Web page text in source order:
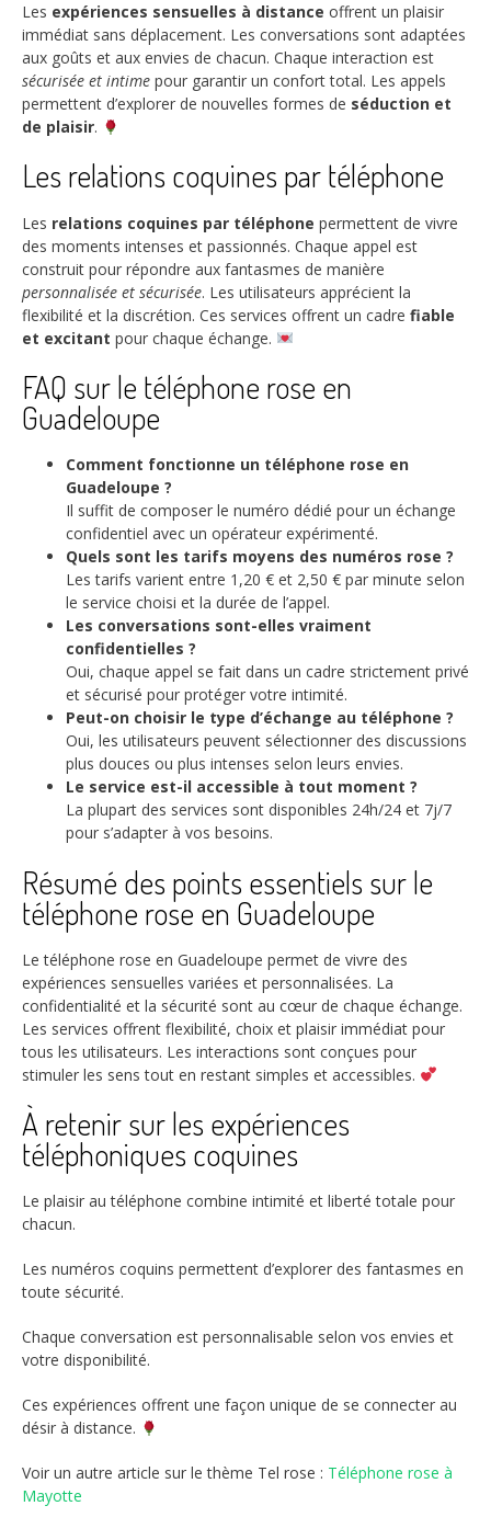
Les expériences sensuelles à distance offrent un plaisir
immédiat sans déplacement. Les conversations sont adaptées
aux goûts et aux envies de chacun. Chaque interaction est
sécurisée et intime pour garantir un confort total. Les appels
permettent d’explorer de nouvelles formes de séduction et
de plaisir.
Les relations coquines par téléphone
Les relations coquines par téléphone permettent de vivre
des moments intenses et passionnés. Chaque appel est
construit pour répondre aux fantasmes de manière
personnalisée et sécurisée. Les utilisateurs apprécient la
flexibilité et la discrétion. Ces services offrent un cadre fiable
et excitant pour chaque échange.
FAQ sur le téléphone rose en
Guadeloupe
Comment fonctionne un téléphone rose en
Guadeloupe ?
Il suffit de composer le numéro dédié pour un échange
confidentiel avec un opérateur expérimenté.
Quels sont les tarifs moyens des numéros rose ?
Les tarifs varient entre 1,20 € et 2,50 € par minute selon
le service choisi et la durée de l’appel.
Les conversations sont-elles vraiment
confidentielles ?
Oui, chaque appel se fait dans un cadre strictement privé
et sécurisé pour protéger votre intimité.
Peut-on choisir le type d’échange au téléphone ?
Oui, les utilisateurs peuvent sélectionner des discussions
plus douces ou plus intenses selon leurs envies.
Le service est-il accessible à tout moment ?
La plupart des services sont disponibles 24h/24 et 7j/7
pour s’adapter à vos besoins.
Résumé des points essentiels sur le
téléphone rose en Guadeloupe
Le téléphone rose en Guadeloupe permet de vivre des
expériences sensuelles variées et personnalisées. La
confidentialité et la sécurité sont au cœur de chaque échange.
Les services offrent flexibilité, choix et plaisir immédiat pour
tous les utilisateurs. Les interactions sont conçues pour
stimuler les sens tout en restant simples et accessibles.
À retenir sur les expériences
téléphoniques coquines
Le plaisir au téléphone combine intimité et liberté totale pour
chacun.
Les numéros coquins permettent d’explorer des fantasmes en
toute sécurité.
Chaque conversation est personnalisable selon vos envies et
votre disponibilité.
Ces expériences offrent une façon unique de se connecter au
désir à distance.
Voir un autre article sur le thème Tel rose : Téléphone rose à
Mayotte